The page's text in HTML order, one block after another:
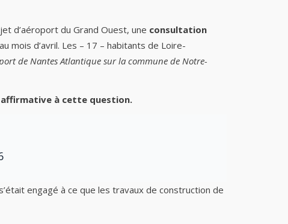
d’aéroport du Grand Ouest, une consultation
mois d’avril. Les – 17 – habitants de Loire-
de Nantes Atlantique sur la commune de Notre-
à cette question.
engagé à ce que les travaux de construction de